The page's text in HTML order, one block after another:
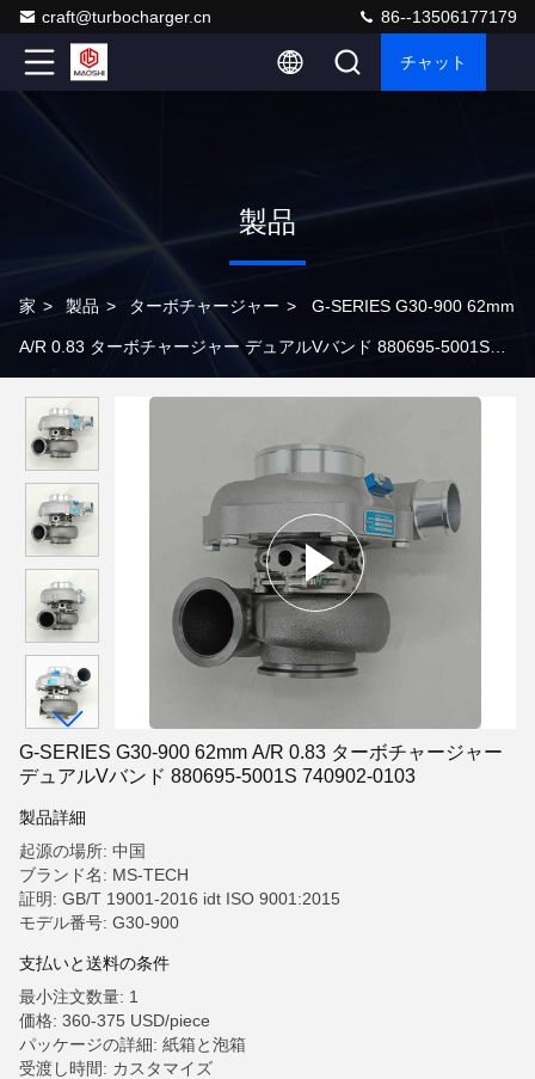
craft@turbocharger.cn 86--13506177179
チャット
製品
家 > 製品 > ターボチャージャー > G-SERIES G30-900 62mm
A/R 0.83 ターボチャージャー デュアルVバンド 880695-5001S
G-SERIES G30-900 62mm A/R 0.83 ターボチャージャー
デュアルVバンド 880695-5001S 740902-0103
製品詳細
起源の場所: 中国
ブランド名: MS-TECH
証明: GB/T 19001-2016 idt ISO 9001:2015
モデル番号: G30-900
支払いと送料の条件
最小注文数量: 1
価格: 360-375 USD/piece
パッケージの詳細: 紙箱と泡箱
受渡し時間: カスタマイズ